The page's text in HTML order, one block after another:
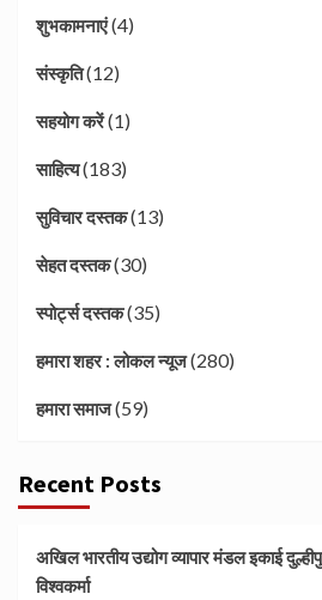
शुभकामनाएं(4)
संस्कृति(12)
सहयोग करें(1)
साहित्य(183)
सुविचार दस्तक(13)
सेहत दस्तक(30)
स्पोर्ट्स दस्तक(35)
हमारा शहर : लोकल न्यूज(280)
हमारा समाज(59)
Recent Posts
अखिल भारतीय उद्योग व्यापार मंडल इकाई
विश्वकर्मा